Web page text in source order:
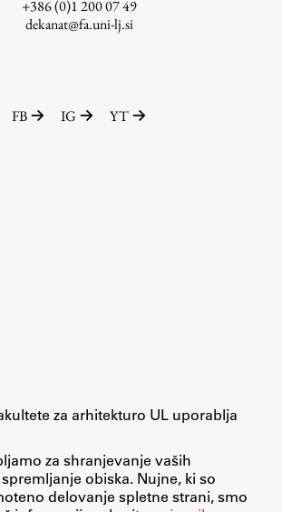
+386 (0)1 200 07 49
dekanat@fa.uni-lj.si
FB IG YT
za arhitekturo UL uporablja
za shranjevanje vaših
obiska. Nujne, ki so
delovanje spletne strani, smo